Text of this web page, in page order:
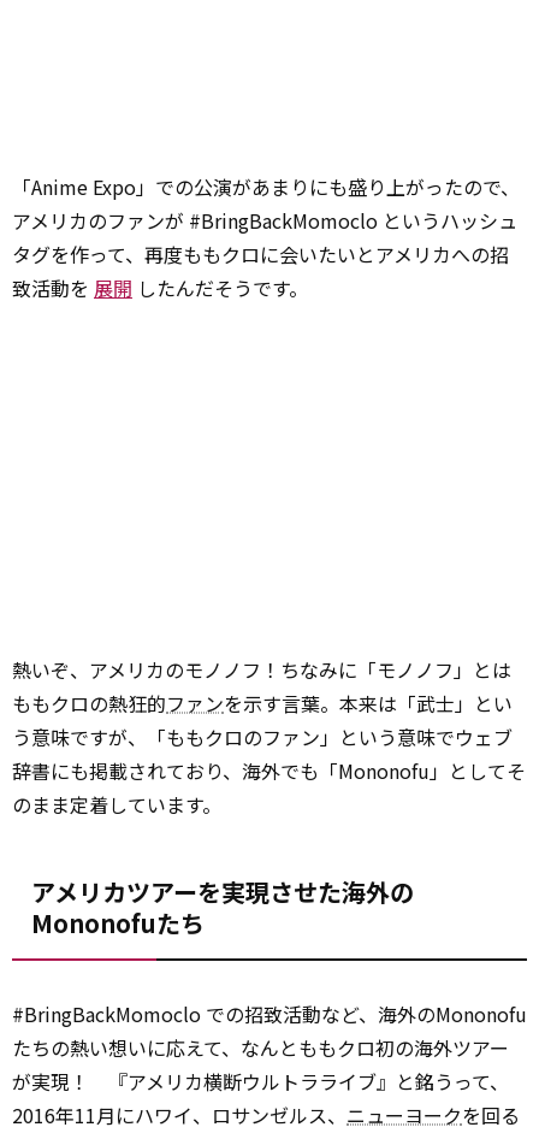
「Anime Expo」での公演があまりにも盛り上がったので、
アメリカのファンが #BringBackMomoclo というハッシュ
タグを作って、再度ももクロに会いたいとアメリカへの招
致活動を 展開 したんだそうです。
熱いぞ、アメリカのモノノフ！ちなみに「モノノフ」とは
ももクロの熱狂的ファンを示す言葉。本来は「武士」とい
う意味ですが、「ももクロのファン」という意味でウェブ
辞書にも掲載されており、海外でも「Mononofu」としてそ
のまま定着しています。
アメリカツアーを実現させた海外の
Mononofuたち
#BringBackMomoclo での招致活動など、海外のMononofu
たちの熱い想いに応えて、なんとももクロ初の海外ツアー
が実現！ 『アメリカ横断ウルトラライブ』と銘うって、
2016年11月にハワイ、ロサンゼルス、 ニューヨークを回る